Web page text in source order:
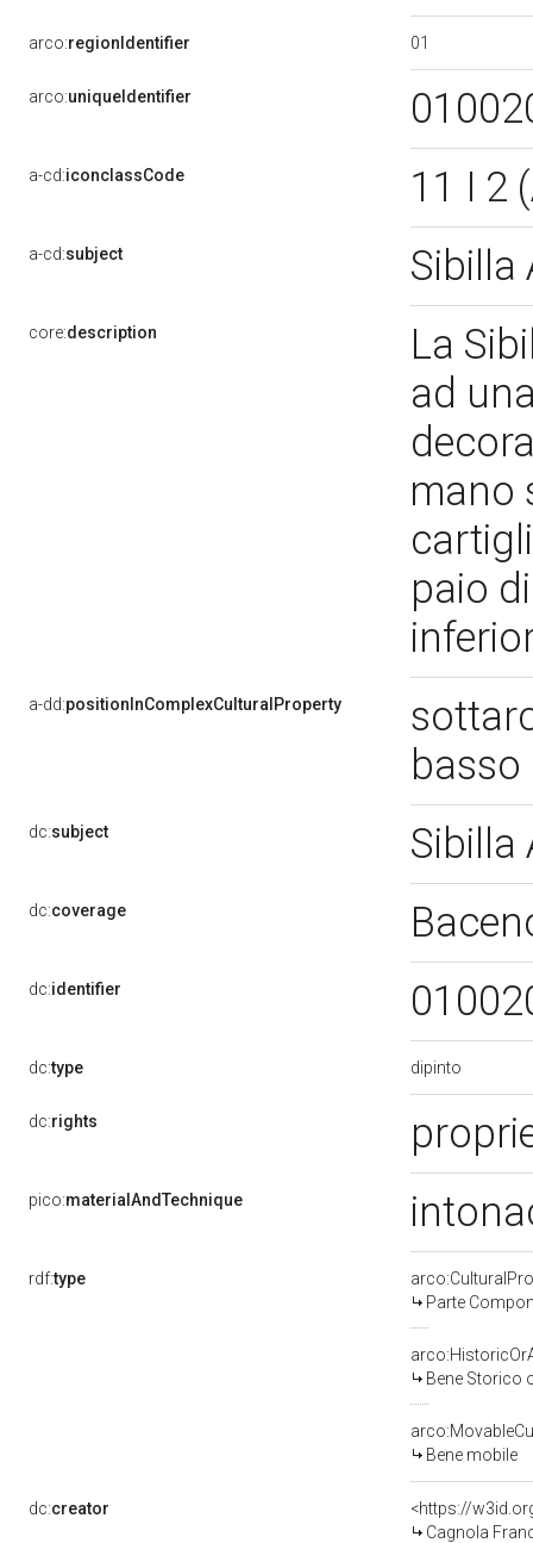
arco:regionIdentifier 01
arco:uniqueIdentifier
a-cd:iconclassCode 11 I 2
a-cd:subject
core:description
La
ad
mano
paio
a-dd:positionInComplexCulturalProperty
basso
dc:subject
dc:coverage
dc:identifier
dc:type dipinto
dc:rights
pico:materialAndTechnique
rdf:type
Parte
Bene Storico
Bene mobile
dc:creator
<https://
Cagnola